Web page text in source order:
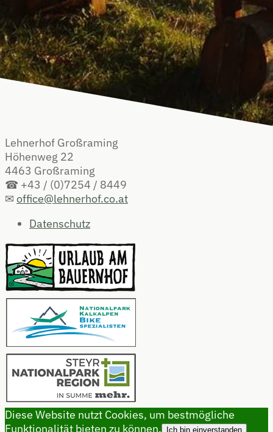
Lehnerhof Großraming
Höhenweg 22
4463 Großraming
☎ +43 / (0)7254 / 8449
✉ office@lehnerhof.co.at
Datenschutz
Diese Website nutzt Cookies, um bestmögliche
Funktionalität bieten zu können.
Ich bin einverstanden